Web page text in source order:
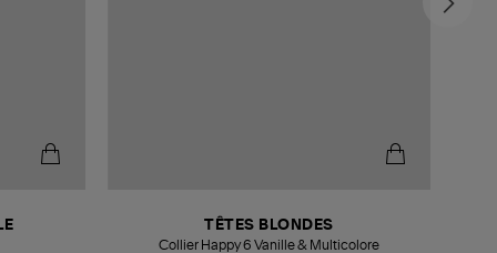
TÊTES BLONDES
Collier Happy 6 Vanille & Multicolore